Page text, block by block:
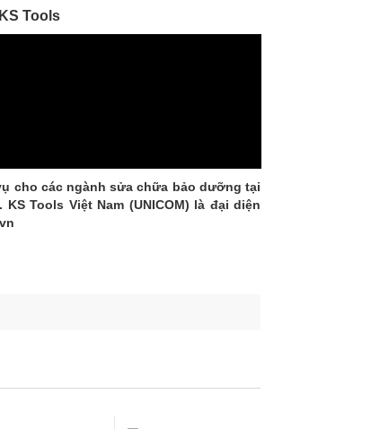
Tools
cho các ngành sửa chữa bảo dưỡng tại
Tools Việt Nam (UNICOM) là đại diện